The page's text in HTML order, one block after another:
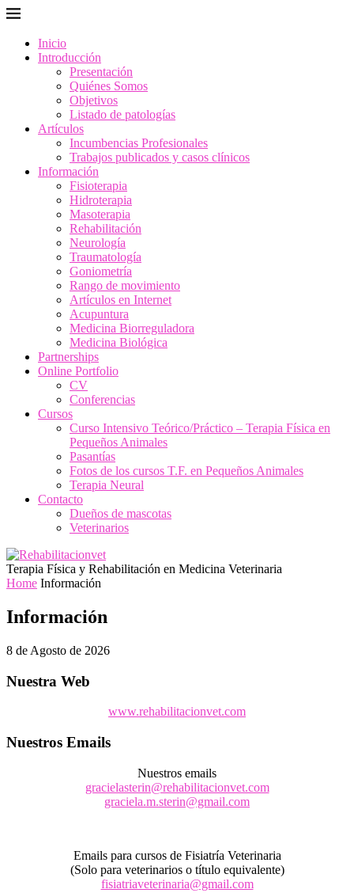
Inicio
Introducción
Presentación
Quiénes Somos
Objetivos
Listado de patologías
Artículos
Incumbencias Profesionales
Trabajos publicados y casos clínicos
Información
Fisioterapia
Hidroterapia
Masoterapia
Rehabilitación
Neurología
Traumatología
Goniometría
Rango de movimiento
Artículos en Internet
Acupuntura
Medicina Biorreguladora
Medicina Biológica
Partnerships
Online Portfolio
CV
Conferencias
Cursos
Curso Intensivo Teórico/Práctico – Terapia Física en
Pequeños Animales
Pasantías
Fotos de los cursos T.F. en Pequeños Animales
Terapia Neural
Contacto
Dueños de mascotas
Veterinarios
Terapia Física y Rehabilitación en Medicina Veterinaria
Home Información
Información
8 de Agosto de 2026
Nuestra Web
www.rehabilitacionvet.com
Nuestros Emails
Nuestros emails
gracielasterin@rehabilitacionvet.com
graciela.m.sterin@gmail.com
Emails para cursos de Fisiatría Veterinaria
(Solo para veterinarios o título equivalente)
fisiatriaveterinaria@gmail.com